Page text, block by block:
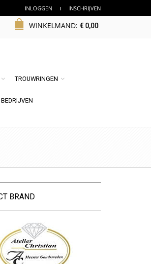
INLOGGEN INSCHRIJVEN
WINKELMAND: € 0,00
TROUWRINGEN
BEDRIJVEN
BRAND